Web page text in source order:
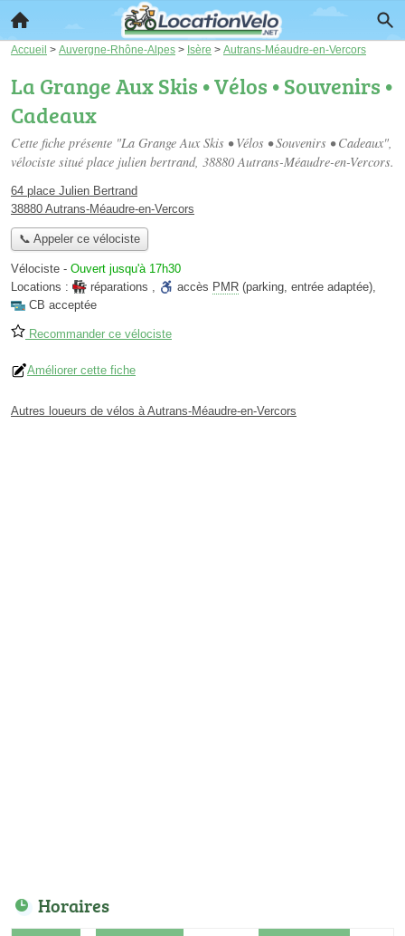
Accueil > Auvergne-Rhône-Alpes > Isère > Autrans-Méaudre-en-Vercors
La Grange Aux Skis • Vélos • Souvenirs •
Cadeaux
Cette fiche présente "La Grange Aux Skis • Vélos • Souvenirs • Cadeaux",
vélociste situé place julien bertrand, 38880 Autrans-Méaudre-en-Vercors.
64 place Julien Bertrand
38880 Autrans-Méaudre-en-Vercors
📞 Appeler ce vélociste
Vélociste - Ouvert jusqu'à 17h30
Locations :
réparations , accès PMR (parking, entrée adaptée),
CB acceptée
Recommander ce vélociste
Améliorer cette fiche
Autres loueurs de vélos à Autrans-Méaudre-en-Vercors
Horaires